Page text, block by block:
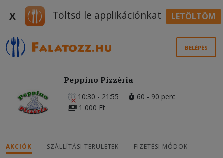
X Töltsd le applikációnkat LETÖLTÖM
BELÉPÉS
Peppino Pizzéria
10:30 - 21:55
60 - 90 perc
1 000 Ft
AKCIÓK SZÁLLÍTÁSI TERÜLETEK FIZETÉSI MÓDOK